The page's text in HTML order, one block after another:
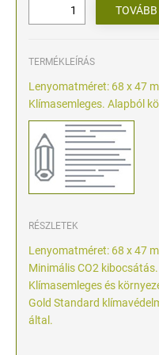
TERMÉKLEÍRÁS
Lenyomatméret: 68 x 47
Klímasemleges. Alapból
RÉSZLETEK
Lenyomatméret: 68 x 47
Minimális CO2 kibocsátás.
Klímasemleges és
Gold Standard
által.